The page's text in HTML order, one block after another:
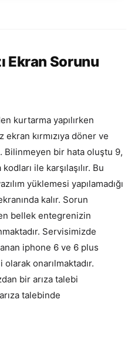
Ekran Sorunu
kurtarma yapılırken
kırmızıya döner ve
Bilinmeyen bir hata oluştu 9,
ile karşılaşılır. Bu
yüklemesi yapılamadığı
kalır. Sorun
bellek entegrenizin
Servisimizde
iphone 6 ve 6 plus
olarak onarılmaktadır.
bir arıza talebi
talebinde